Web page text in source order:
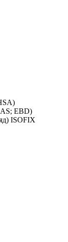
EBD)
ISOFIX